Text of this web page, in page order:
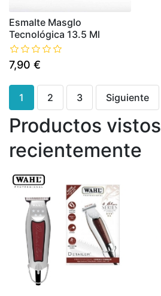
Productos vistos
recientemente
Esmalte Masglo
Tecnológica 13.5 Ml
7,90 €
1 2 3 Siguiente